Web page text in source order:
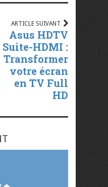
ARTICLE SUIVANT
Asus HDTV
Suite-HDMI :
Transformer
votre écran
en TV Full
HD